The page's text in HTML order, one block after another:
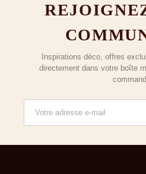
Inspirations déco, offres
directement dans votre boîte